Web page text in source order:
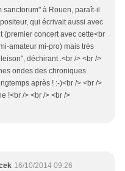
à Rouen, paraît-il
qui écrivait aussi avec
(premier concert avec cette<br
amateur mi-pro) mais très
déchirant .<br /> <br />
ondes des chroniques
après ! :-)<br /> <br />
!<br /> <br /> <br />
16/10/2014 09:26